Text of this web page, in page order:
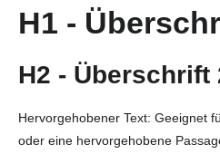
H1 -
H2 - Überschrift
Hervorgehobener Text: Geeignet
oder eine hervorgehobene